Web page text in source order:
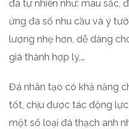
đá tự nhiên như: màu sắc,
ứng đa số nhu cầu và ý
lượng nhẹ hơn, dễ dàng
giá thành hợp lý,…
Đá nhân tạo có khả năng
tốt, chịu được tác động
một số loại đá thạch anh